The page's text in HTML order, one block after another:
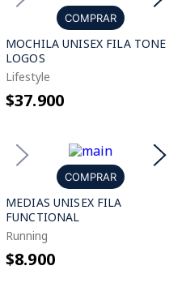
COMPRAR
MOCHILA UNISEX FILA TONE
LOGOS
Lifestyle
$37.900
COMPRAR
MEDIAS UNISEX FILA
FUNCTIONAL
Running
$8.900